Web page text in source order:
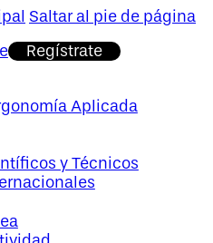
Saltar al pie de página
Regístrate
Aplicada
y Técnicos